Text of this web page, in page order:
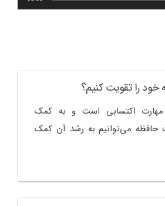
خود را تقویت کنیم؟
مهارت اکتسابی است و به کمک
حافظه می‌توانیم به رشد آن کمک